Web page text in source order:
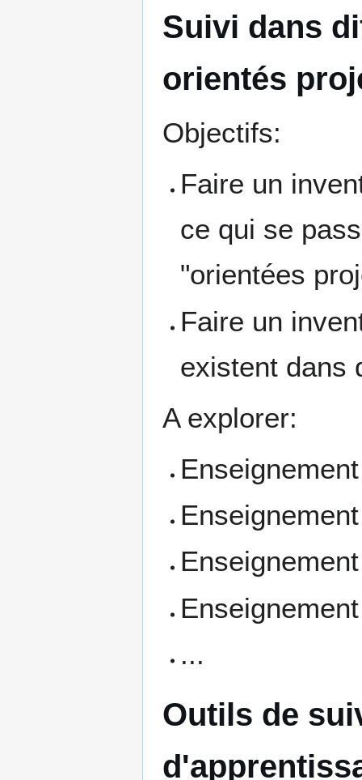
Suivi dans
orientés
Objectifs:
Faire un
ce qui se
"orientées
Faire un
existent dans
A explorer:
...
Outils de